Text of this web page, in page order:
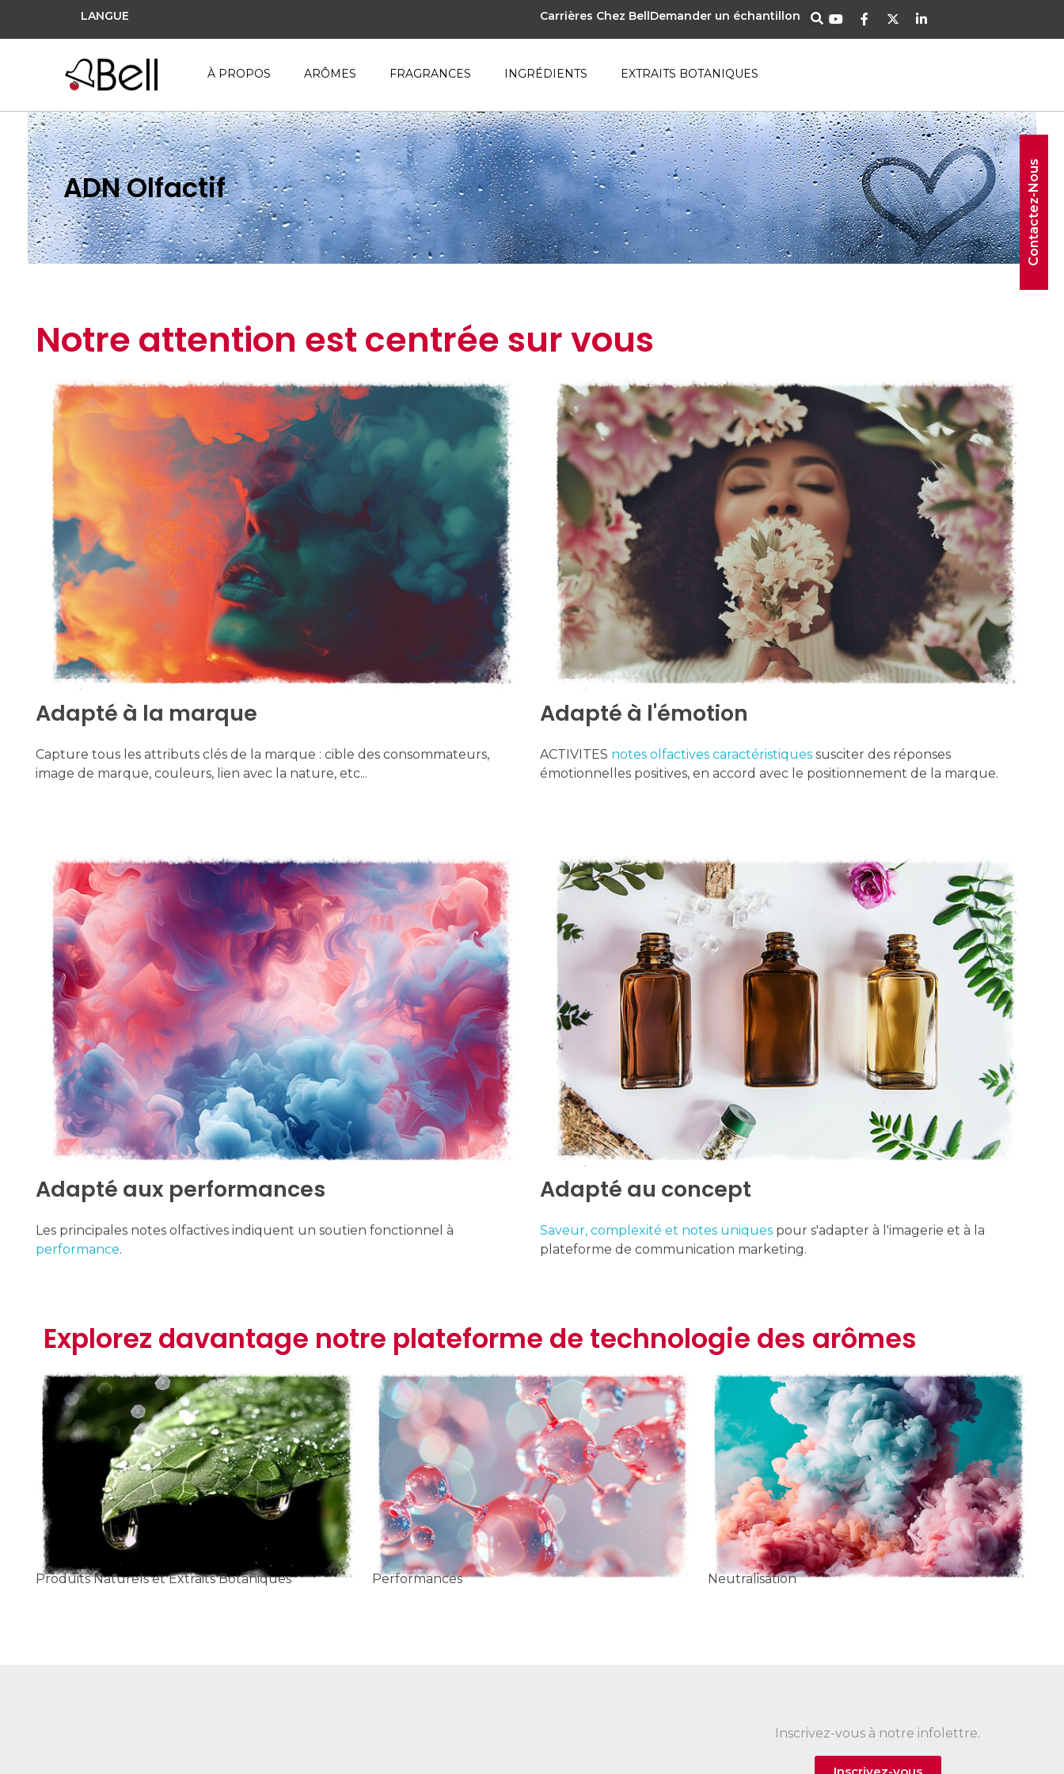
LANGUE Carrières Chez BellDemander un échantillon
À PROPOS ARÔMES FRAGRANCES INGRÉDIENTS EXTRAITS BOTANIQUES
ADN Olfactif
Notre attention est centrée sur vous
Adapté à la marque
Capture tous les attributs clés de la marque : cible des consommateurs,
image de marque, couleurs, lien avec la nature, etc...
Adapté à l'émotion
ACTIVITES notes olfactives caractéristiques susciter des réponses
émotionnelles positives, en accord avec le positionnement de la marque.
Adapté aux performances
Les principales notes olfactives indiquent un soutien fonctionnel à
performance.
Adapté au concept
Saveur, complexité et notes uniques pour s'adapter à l'imagerie et à la
plateforme de communication marketing.
Explorez davantage notre plateforme de technologie des arômes
Produits Naturels et Extraits Botaniques Performances Neutralisation
Contactez-Nous
Inscrivez-vous à notre infolettre.